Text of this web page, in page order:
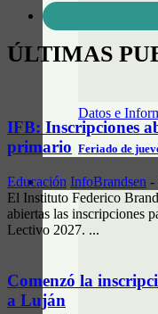
Datos e
Feriado de
CLASIFICADOS
ÚLTIMAS
IFB: Inscripciones
primario
Educación InfoBrandsen -
El Instituto Federico
abiertas las inscripciones
Lectivo 2027. ...
Comenzó la
a Luján